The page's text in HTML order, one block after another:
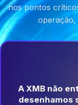
nos pontos
operação,
A XMB não
desenhamos